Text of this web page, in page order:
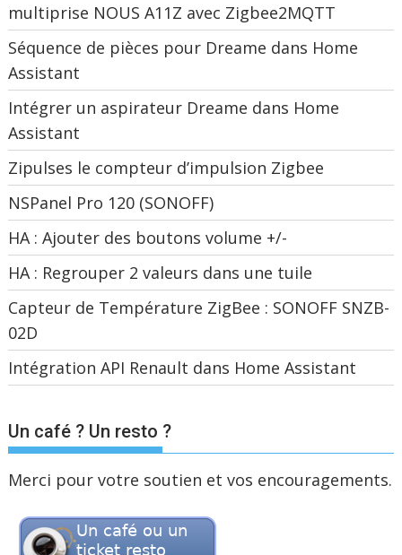
multiprise NOUS A11Z avec Zigbee2MQTT
Séquence de pièces pour Dreame dans Home
Assistant
Intégrer un aspirateur Dreame dans Home
Assistant
Zipulses le compteur d’impulsion Zigbee
NSPanel Pro 120 (SONOFF)
HA : Ajouter des boutons volume +/-
HA : Regrouper 2 valeurs dans une tuile
Capteur de Température ZigBee : SONOFF SNZB-
02D
Intégration API Renault dans Home Assistant
Un café ? Un resto ?
Merci pour votre soutien et vos encouragements.